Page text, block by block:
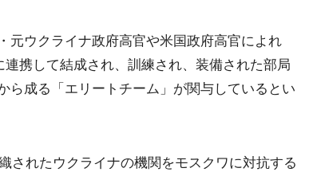
元ウクライナ政府高官や米国政府高官によれ
携して結成され、訓練され、装備された部局
ら成る「エリートチーム」が関与しているとい
されたウクライナの機関をモスクワに対抗する